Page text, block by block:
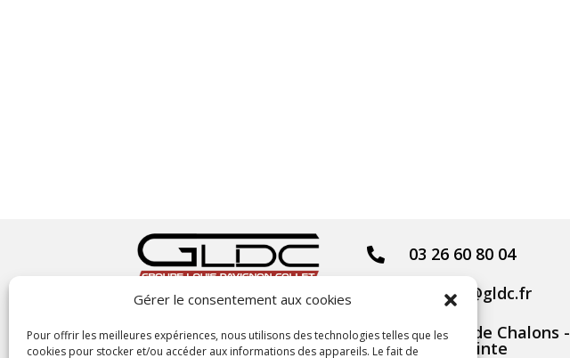
Gérer le consentement aux cookies
Pour offrir les meilleures expériences, nous utilisons des technologies telles que les
cookies pour stocker et/ou accéder aux informations des appareils. Le fait de
 03 26 60 80 04
contact@gldc.fr
 5 Route de Chalons -
51800 Sainte